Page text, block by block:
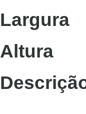
Largura
Altura